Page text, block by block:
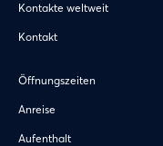
Kontakte weltweit
Kontakt
Öffnungszeiten
Anreise
Aufenthalt